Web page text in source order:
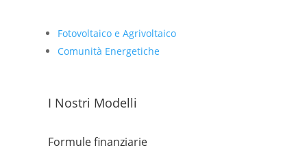
Fotovoltaico e Agrivoltaico
Comunità Energetiche
I Nostri Modelli
Formule finanziarie